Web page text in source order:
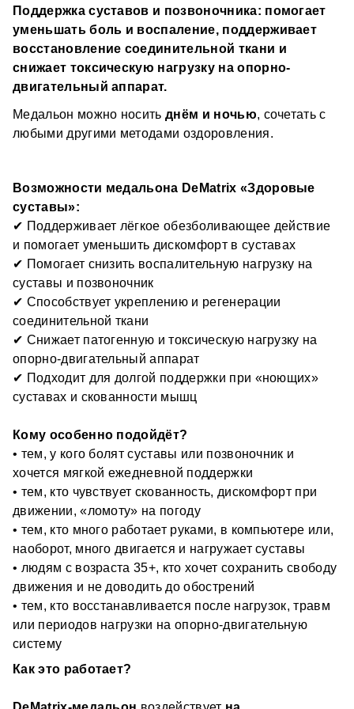
опорно-двигательный аппарат
✔ Подходит для долгой поддержки при «ноющих»
суставах и скованности мышц
хочется мягкой ежедневной поддержки
• тем, кто чувствует скованность, дискомфорт при
движении, «ломоту» на погоду
• тем, кто много работает руками, в компьютере или,
наоборот, много двигается и нагружает суставы
движения и не доводить до обострений
• тем, кто восстанавливается после нагрузок, травм
Как это работает?
DeMatrix-медальон
энергоинформационном уровне
взаимодействие с электромагнитным полем
человека, поддерживая естественные процессы
Сила медальона — в синергии 5 принципов
Гомеопатия — восстанавливающий эффект.
Метод восстановления организма, который
устраняет не только симптомы болезни, но и её
первопричину.
Фитопрепараты — восстанавливающий эффект.
Лекарственные средства, получаемые
исключительно из растительного сырья: трав, целых
растений или их экстрактов. Фитопрепараты
применяются как для оздоровления, так и в качестве
профилактических средств.
Инвертированные гомеопатические нозоды
антипаразитарный эффект.
Нозоды готовятся из культур микробов, вирусов и
переводятся в инвертированный вид
(переворачиваются на 180). Когда инвертированная
(перевернутая) волна встречается с оригинальной
волной вируса в организме, они накладываются друг
на друга и взаимно уничтожаются. Это называется
эффектом гашения.
Оцифрованные программы приборов DeVita
Ritm и DeVita AP — восстанавливающий и
антипаразитарный эффекты.
Ключевые программы, направленные на регуляцию
основных систем организма.
Сакральная геометрия – усиливающий эффект.
Формы медальона символизируют:
гармонизирующий символ, цветок жизни и
пирамидальные соты.
Что отмечают люди?
Поддержка суставов и позвоночника: помогает
уменьшать боль и воспаление, поддерживает
восстановление соединительной ткани и
снижает токсическую нагрузку на опорно-
двигательный аппарат.
Медальон можно носить днём и ночью, сочетать с
любыми другими методами оздоровления.
Возможности медальона DeMatrix «Здоровые
суставы»:
✔ Поддерживает лёгкое обезболивающее действие
и помогает уменьшить дискомфорт в суставах
✔ Помогает снизить воспалительную нагрузку на
суставы и позвоночник
✔ Способствует укреплению и регенерации
соединительной ткани
✔ Снижает патогенную и токсическую нагрузку на
опорно-двигательный аппарат
✔ Подходит для долгой поддержки при «ноющих»
суставах и скованности мышц
Кому особенно подойдёт?
• тем, у кого болят суставы или позвоночник и
хочется мягкой ежедневной поддержки
• тем, кто чувствует скованность, дискомфорт при
движении, «ломоту» на погоду
• тем, кто много работает руками, в компьютере или,
наоборот, много двигается и нагружает суставы
• людям с возраста 35+, кто хочет сохранить свободу
движения и не доводить до обострений
• тем, кто восстанавливается после нагрузок, травм
или периодов нагрузки на опорно-двигательную
систему
Как это работает?